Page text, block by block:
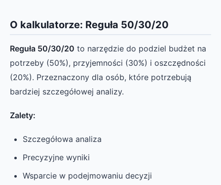
O kalkulatorze: Reguła 50/30/20
Reguła 50/30/20 to narzędzie do podziel budżet na
potrzeby (50%), przyjemności (30%) i oszczędności
(20%). Przeznaczony dla osób, które potrzebują
bardziej szczegółowej analizy.
Zalety:
Szczegółowa analiza
Precyzyjne wyniki
Wsparcie w podejmowaniu decyzji